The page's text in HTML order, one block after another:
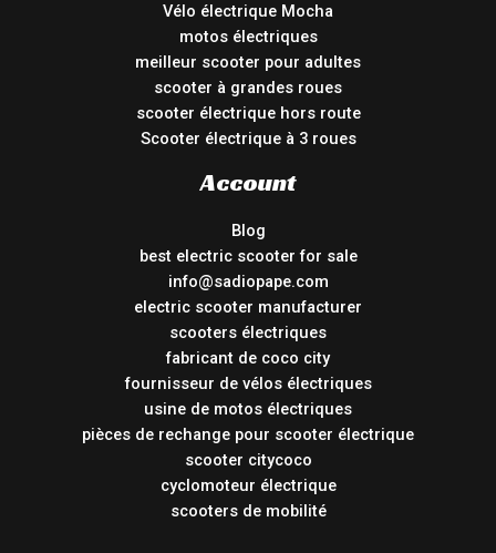
Vélo électrique Mocha
motos électriques
meilleur scooter pour adultes
scooter à grandes roues
scooter électrique hors route
Scooter électrique à 3 roues
Account
Blog
best electric scooter for sale
info@sadiopape.com
electric scooter manufacturer
scooters électriques
fabricant de coco city
fournisseur de vélos électriques
usine de motos électriques
pièces de rechange pour scooter électrique
scooter citycoco
cyclomoteur électrique
scooters de mobilité